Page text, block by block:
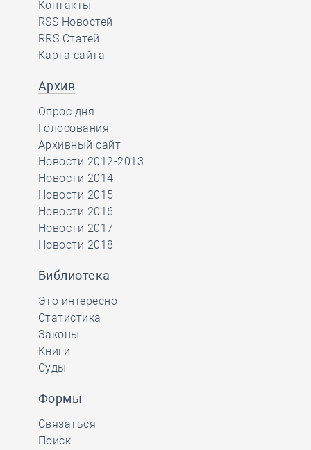
Контакты
RSS Новостей
RRS Статей
Карта сайта
Архив
Опрос дня
Голосования
Архивный сайт
Новости 2012-2013
Новости 2014
Новости 2015
Новости 2016
Новости 2017
Новости 2018
Библиотека
Это интересно
Статистика
Законы
Книги
Суды
Формы
Связаться
Поиск